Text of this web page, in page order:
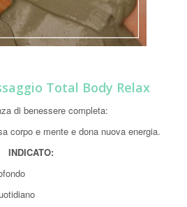
Total Body Relax
di benessere completa:
corpo e mente e dona nuova energia.
INDICATO: